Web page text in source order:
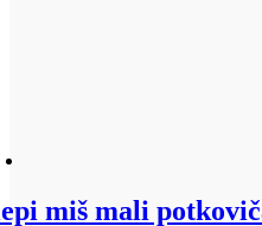
miš mali